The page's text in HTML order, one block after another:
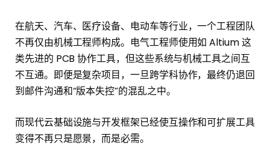
在航天、汽车、医疗设备、电动车等行业，一个工程团队
不再仅由机械工程师构成。电气工程师使用如 Altium 这
类先进的 PCB 协作工具，但这些系统与机械工具之间互
不互通。即便是复杂项目，一旦跨学科协作，最终仍退回
到邮件沟通和“版本失控”的混乱之中。
而现代云基础设施与开发框架已经使互操作和可扩展工具
变得不再只是愿景，而是必需。